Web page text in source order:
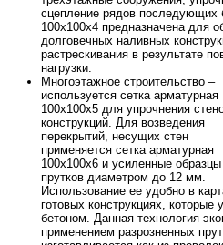
сцепление рядов последующих
100х100х4 предназначена для
долговечных наливных
растрескивания в результате
нагрузки.
Многоэтажное строительство –
используется сетка арматурная
100х100х5 для упрочнения
конструкций. Для возведения
перекрытий, несущих стен
применяется сетка арматурная
100х100х6 и усиленные образцы
прутков диаметром до 12 мм.
Использование ее удобно в
готовых конструкциях,
бетоном. Данная технология
применением разрозненных